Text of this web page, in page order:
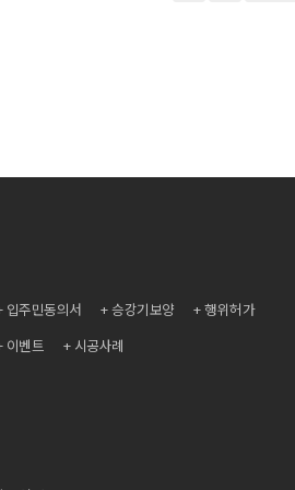
입주민동의서 승강기보양
행위허가
이벤트
시공사례